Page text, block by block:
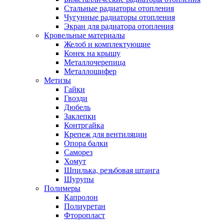
Стальные радиаторы отопления
Чугунные радиаторы отопления
Экран для радиатора отопления
Кровельные материалы
Желоб и комплектующие
Конек на крышу
Металлочерепица
Металлошифер
Метизы
Гайки
Гвозди
Дюбель
Заклепки
Контргайка
Крепеж для вентиляции
Опора балки
Саморез
Хомут
Шпилька, резьбовая штанга
Шурупы
Полимеры
Капролон
Полиуретан
Фторопласт